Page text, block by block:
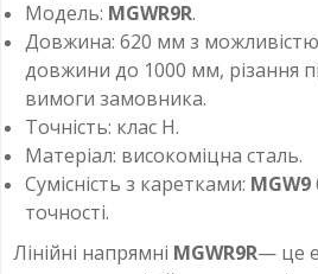
Модель: MGWR9R.
Довжина: 620 мм з
довжини до 1000 мм, різання
вимоги замовника.
Точність: клас H.
Матеріал: високоміцна сталь.
Сумісність з каретками: MGW9
точності.
Лінійні напрямні MGWR9R— це